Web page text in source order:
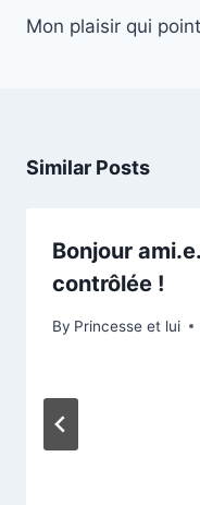
navigation
Mon plaisir qui
Similar Posts
Bonjour
contrôlée !
By Princesse et lui